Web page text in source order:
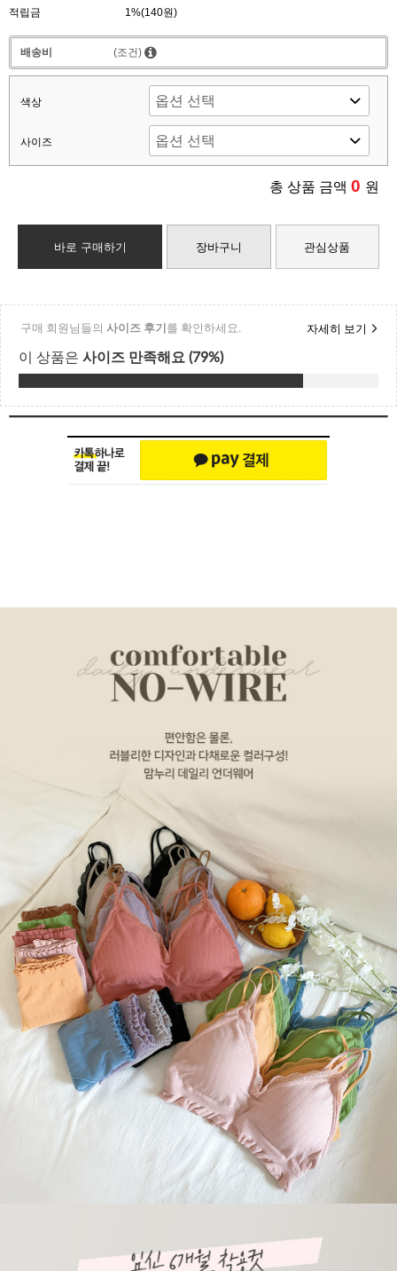
적립금 1%(140원)
배송비 (조건)
색상
사이즈
총 상품 금액 0 원
바로 구매하기 장바구니 관심상품